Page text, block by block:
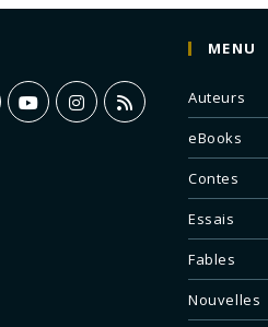
MENU
Auteurs
eBooks
Contes
Essais
Fables
Nouvelles